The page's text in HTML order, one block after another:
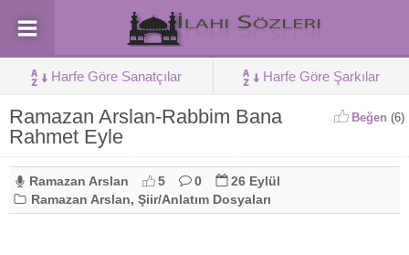
Harfe Göre Sanatçılar Harfe Göre Şarkılar
Ramazan Arslan-Rabbim Bana
Rahmet Eyle
Beğen (6)
Ramazan Arslan 5 0
26 Eylül
Ramazan Arslan, Şiir/Anlatım Dosyaları